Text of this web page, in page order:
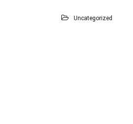
Uncategorized